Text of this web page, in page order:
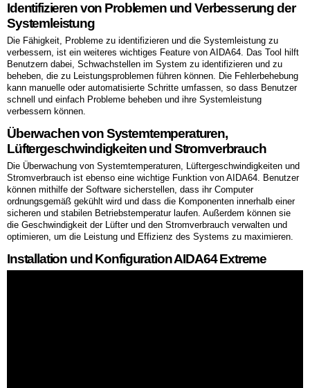
Identifizieren von Problemen und Verbesserung der
Systemleistung
Die Fähigkeit, Probleme zu identifizieren und die Systemleistung zu
verbessern, ist ein weiteres wichtiges Feature von AIDA64. Das Tool hilft
Benutzern dabei, Schwachstellen im System zu identifizieren und zu
beheben, die zu Leistungsproblemen führen können. Die Fehlerbehebung
kann manuelle oder automatisierte Schritte umfassen, so dass Benutzer
schnell und einfach Probleme beheben und ihre Systemleistung
verbessern können.
Überwachen von Systemtemperaturen,
Lüftergeschwindigkeiten und Stromverbrauch
Die Überwachung von Systemtemperaturen, Lüftergeschwindigkeiten und
Stromverbrauch ist ebenso eine wichtige Funktion von AIDA64. Benutzer
können mithilfe der Software sicherstellen, dass ihr Computer
ordnungsgemäß gekühlt wird und dass die Komponenten innerhalb einer
sicheren und stabilen Betriebstemperatur laufen. Außerdem können sie
die Geschwindigkeit der Lüfter und den Stromverbrauch verwalten und
optimieren, um die Leistung und Effizienz des Systems zu maximieren.
Installation und Konfiguration AIDA64 Extreme